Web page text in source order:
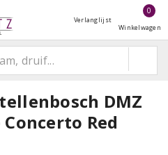
Verlanglijst
0
Winkelwagen
DMZ
Red